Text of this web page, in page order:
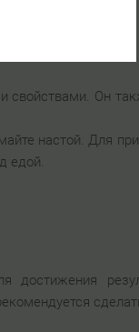
принимать в
свойствами. Он
настой. Для
едой.